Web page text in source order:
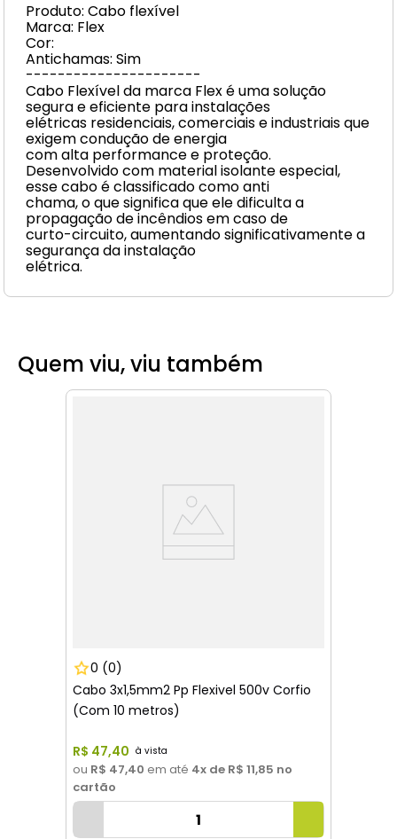
Produto: Cabo flexível
Marca: Flex
Cor:
Antichamas: Sim
----------------------
Cabo Flexível da marca Flex é uma solução
segura e eficiente para instalações
elétricas residenciais, comerciais e industriais que
exigem condução de energia
com alta performance e proteção.
Desenvolvido com material isolante especial,
esse cabo é classificado como anti
chama, o que significa que ele dificulta a
propagação de incêndios em caso de
curto-circuito, aumentando significativamente a
segurança da instalação
elétrica.
Quem viu, viu também
0 (0)
Cabo 3x1,5mm2 Pp Flexivel 500v Corfio
(Com 10 metros)
R$ 47,40
ou R$ 47,40 em até 4x de R$ 11,85 no
cartão